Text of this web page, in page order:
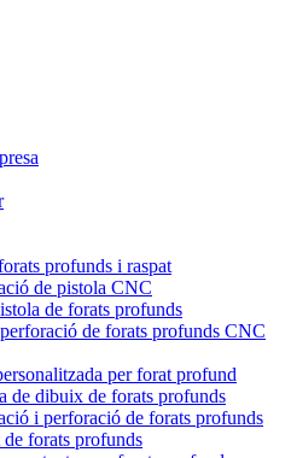
profunds i raspat
de pistola CNC
de forats profunds
de forats profunds CNC
per forat profund
de dibuix de forats profunds
i perforació de forats profunds
forats profunds